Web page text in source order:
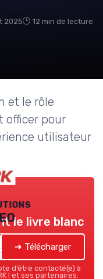
2025 12 min de lecture
et le rôle
officer pour
utilisateur
le livre blanc
➔ Télécharger
d’être contacté(e) à
! et ses partenaires.